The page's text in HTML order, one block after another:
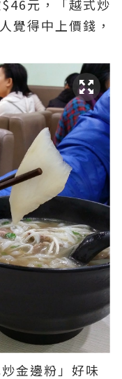
元，「越式炒
覺得中上價錢，
金邊粉」好味